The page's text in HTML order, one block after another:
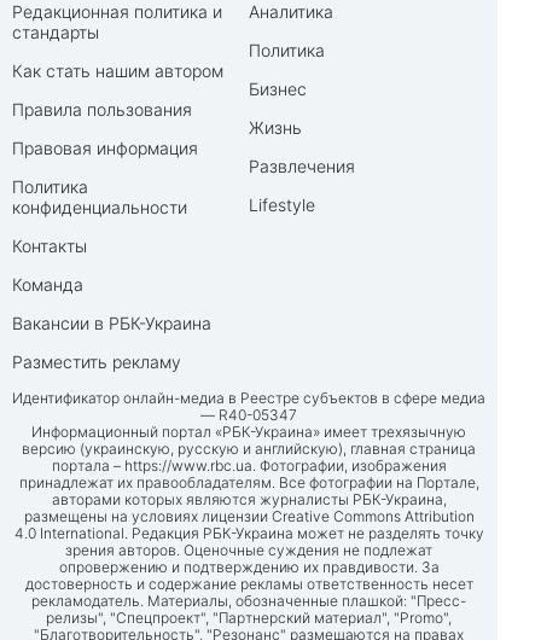
Редакционная политика и
стандарты
Как стать нашим автором
Правила пользования
Правовая информация
Политика
конфиденциальности
Контакты
Команда
Вакансии в РБК-Украина
Разместить рекламу
Аналитика
Политика
Бизнес
Жизнь
Развлечения
Lifestyle
Идентификатор онлайн-медиа в Реестре субъектов в сфере медиа
— R40-05347
Информационный портал «РБК-Украина» имеет трехязычную
версию (украинскую, русскую и английскую), главная страница
портала – https://www.rbc.ua. Фотографии, изображения
принадлежат их правообладателям. Все фотографии на Портале,
авторами которых являются журналисты РБК-Украина,
размещены на условиях лицензии Creative Commons Attribution
4.0 International. Редакция РБК-Украина может не разделять точку
зрения авторов. Оценочные суждения не подлежат
опровержению и подтверждению их правдивости. За
достоверность и содержание рекламы ответственность несет
рекламодатель. Материалы, обозначенные плашкой: "Пресс-
релизы", "Спецпроект", "Партнерский материал", "Promo",
"Благотворительность", "Резонанс" размещаются на правах